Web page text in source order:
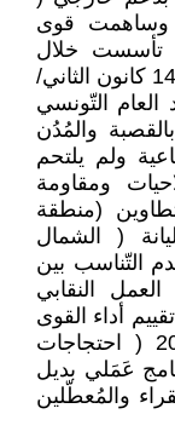
وساهمت قوى
تأسست خلال
انتفاضة 17 كانون الأول/ديسمبر 2010 – 14 كانون الثاني/
العام التّونسي
- في إفشال اعتصامات 2011 بالقصبة والمُدُن
ولم يلتحم
ومقاومة
(منطقة
( الشمال
التّناسب بين
النقابي
أداء القوى
التقدمية خلال الفترة المُمتدّة من 2008 ( احتجاجات
عَمَلي بديل
والمُعطّلين